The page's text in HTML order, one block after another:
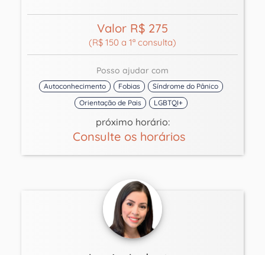
Valor R$ 275
(R$ 150 a 1ª consulta)
Posso ajudar com
Autoconhecimento Fobias
Síndrome do Pânico
Orientação de Pais
LGBTQI+
próximo horário:
Consulte os horários